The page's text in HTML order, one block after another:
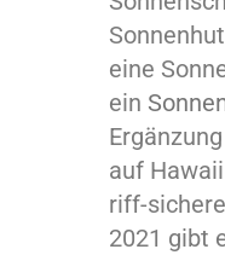
eine
ein
auf
riff-
2021 gibt